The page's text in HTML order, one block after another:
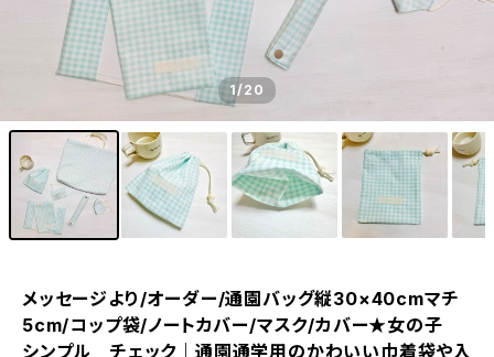
1/20
メッセージより/オーダー/通園バッグ縦30×40cmマチ
5cm/コップ袋/ノートカバー/マスク/カバー★女の子
シンプル チェック｜通園通学用のかわいい巾着袋や入